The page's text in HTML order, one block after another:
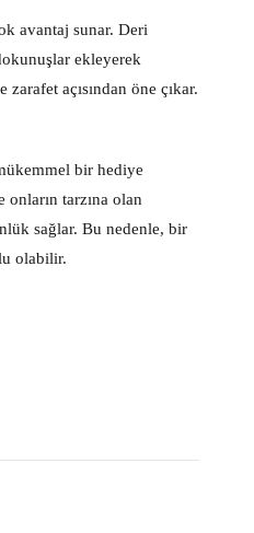
avantaj sunar. Deri
ekleyerek
açısından öne çıkar.
bir hediye
tarzına olan
sağlar. Bu nedenle, bir
olabilir.